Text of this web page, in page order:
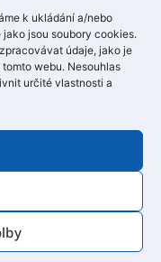
k ukládání a/nebo
jsou soubory cookies.
údaje, jako je
webu. Nesouhlas
určité vlastnosti a